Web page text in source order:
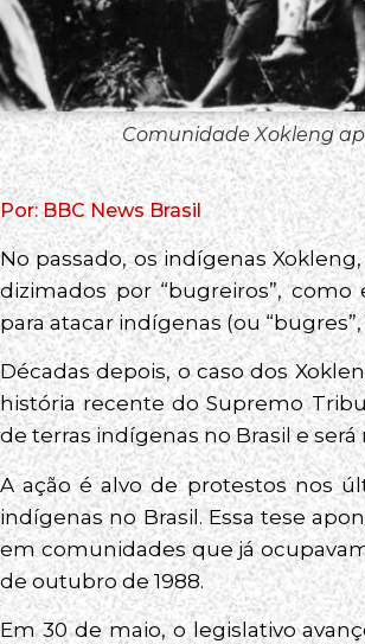
Comunidade Xokleng
Por: BBC News Brasil
No passado, os indígenas
dizimados por “bugreiros”,
para atacar indígenas (ou
Décadas depois, o caso dos
história recente do Supremo
de terras indígenas no Brasil e
A ação é alvo de protestos nos
indígenas no Brasil. Essa tese
em comunidades que já
de outubro de 1988.
Em 30 de maio, o legislativo